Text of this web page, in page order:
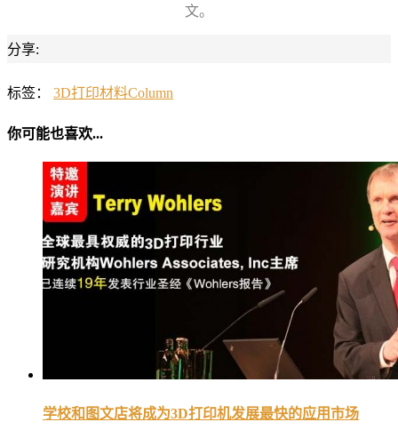
文。
分享:
标签： 3D打印材料Column
你可能也喜欢...
学校和图文店将成为3D打印机发展最快的应用市场